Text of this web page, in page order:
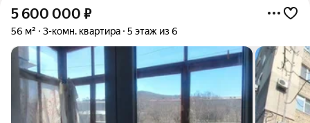
5 600 000 ₽
56 м² 3-комн. квартира 5 этаж из 6